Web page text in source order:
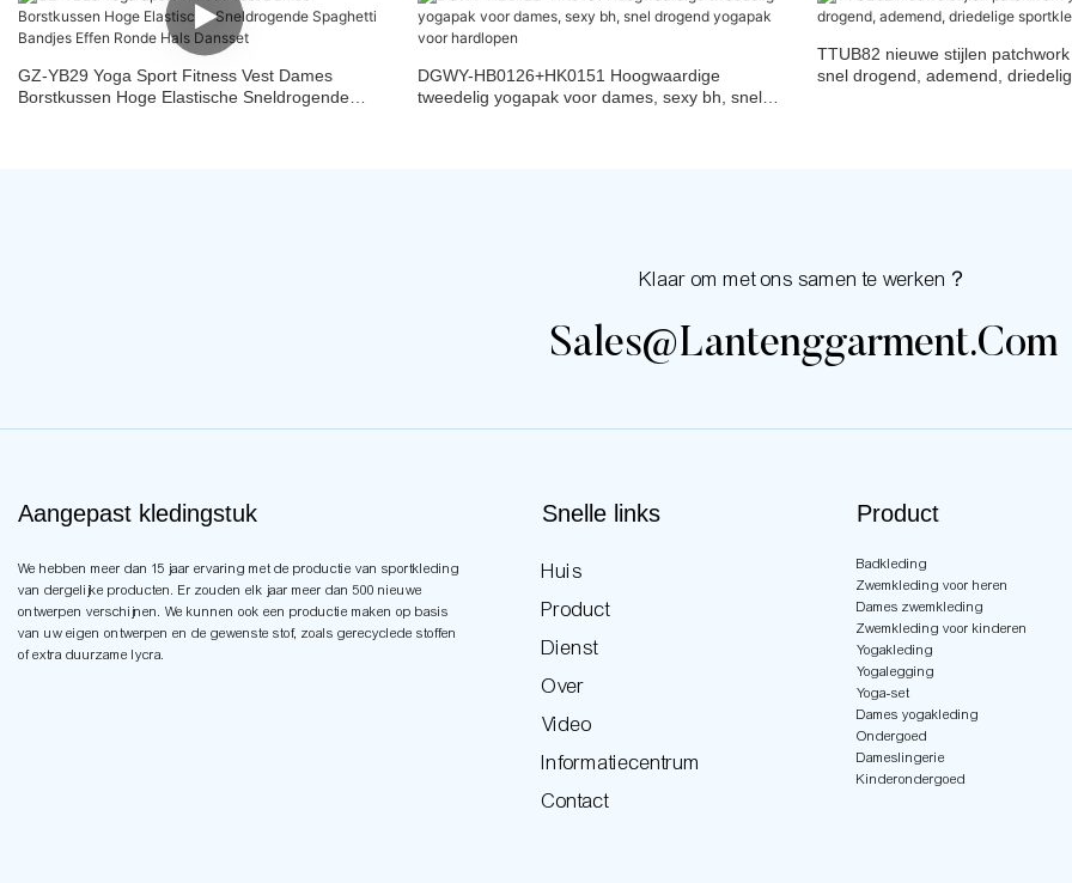
GZ-YB29 Yoga Sport Fitness Vest Dames
Borstkussen Hoge Elastische Sneldrogende
DGWY-HB0126+HK0151 Hoogwaardige
tweedelig yogapak voor dames, sexy bh, snel
TTUB82 nieuwe stijlen
snel drogend, ademend,
Klaar om met ons samen te werken？
Sales@lantenggarment.com
Aangepast kledingstuk
We hebben meer dan 15 jaar ervaring met de productie van sportkleding
van dergelijke producten. Er zouden elk jaar meer dan 500 nieuwe
ontwerpen verschijnen. We kunnen ook een productie maken op basis
van uw eigen ontwerpen en de gewenste stof, zoals gerecyclede stoffen
of extra duurzame lycra.
Snelle links
Huis
Product
Dienst
Over
Video
Informatiecentrum
Contact
Product
Badkleding
Zwemkleding voor heren
Dames zwemkleding
Zwemkleding voor kinderen
Yogakleding
Yogalegging
Yoga-set
Dames yogakleding
Ondergoed
Dameslingerie
Kinderondergoed